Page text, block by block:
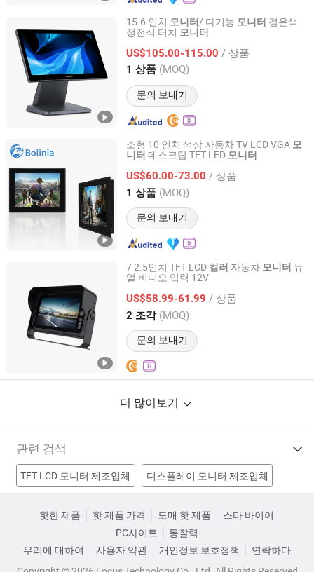
15.6 인치 모니터/ 다기능 모니터 검은색
정전식 터치 모니터
US$105.00-115.00 / 상품
1 상품 (MOQ)
문의 보내기
Guangzhou City GSAN Science & Technology Co., Ltd.
Guangdong, China 이후 2010
소형 10 인치 색상 자동차 TV LCD VGA 모
니터 데스크탑 TFT LED 모니터
US$60.00-73.00 / 상품
1 상품 (MOQ)
문의 보내기
Shenzhen Bolinia Technology Co., Ltd.
Guangdong, China 이후 2012
7 2.5인치 TFT LCD 컬러 자동차 모니터 듀
얼 비디오 입력 12V
US$58.99-61.99 / 상품
2 조각 (MOQ)
문의 보내기
Brvision Technology Co., Ltd.
Guangdong, China 이후 2015
더 많이보기
관련 검색
TFT LCD 모니터 제조업체 디스플레이 모니터 제조업체
그래픽 LCD 모듈 공장
핫한 제품 핫 제품 가격 도매 핫 제품
스타 바이어
PC사이트
통찰력
우리에 대하여
사용자 약관 개인정보 보호정책
연락하다